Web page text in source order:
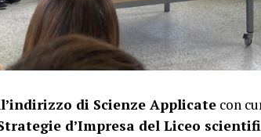
di Scienze Applicate con
d’Impresa del Liceo